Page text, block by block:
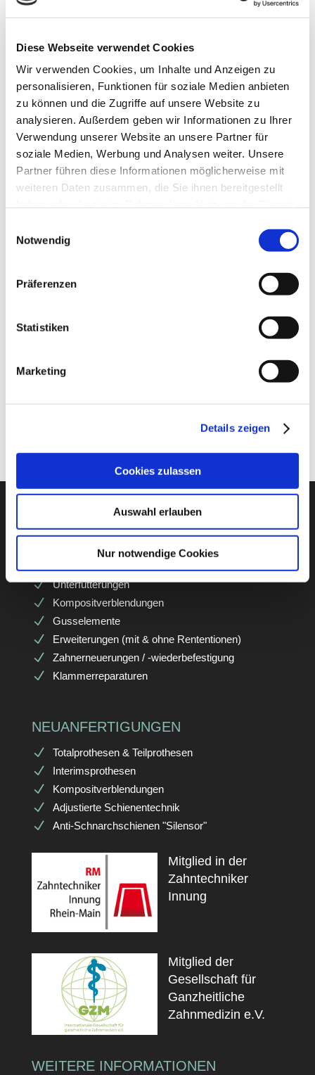
Diese Webseite verwendet Cookies
Wir verwenden Cookies, um Inhalte und Anzeigen zu
personalisieren, Funktionen für soziale Medien anbieten
zu können und die Zugriffe auf unsere Website zu
analysieren. Außerdem geben wir Informationen zu Ihrer
Verwendung unserer Website an unsere Partner für
soziale Medien, Werbung und Analysen weiter. Unsere
Partner führen diese Informationen möglicherweise mit
weiteren Daten zusammen, die Sie ihnen bereitgestellt
Notwendig
Präferenzen
Statistiken
Marketing
Details zeigen
Cookies zulassen
Auswahl erlauben
Nur notwendige Cookies
Internet:www.klewar-photographie.de
Webdesign & Realisierung
Agentur sehenLandschaft
Leipziger-Ring 94
63110 Rodgau
E-Mail: info@sehenlandschaft.de
www.sehenlandschaft.de
Verbraucherstreitbeileg
ung/Universalschlichtu
ngsstelle
Wir sind nicht bereit oder verpflichtet, an
REPARATUREN
Unterfütterungen
Kompositverblendungen
Gusselemente
Erweiterungen (mit & ohne Rententionen)
Zahnerneuerungen / -wiederbefestigung
Klammerreparaturen
NEUANFERTIGUNGEN
Totalprothesen & Teilprothesen
Interimsprothesen
Kompositverblendungen
Adjustierte Schienentechnik
Anti-Schnarchschienen "Silensor"
Mitglied in der
Zahntechniker
Innung
Mitglied der
Gesellschaft für
Ganzheitliche
Zahnmedizin e.V.
WEITERE INFORMATIONEN